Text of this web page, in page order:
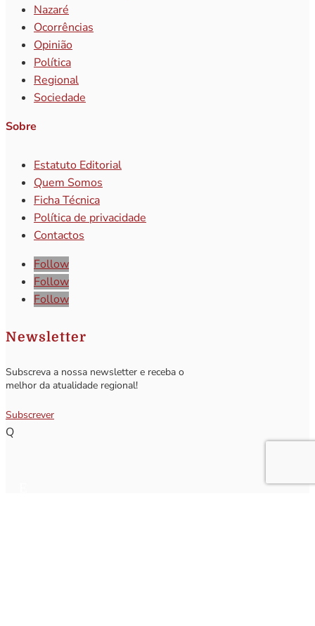
Nazaré
Ocorrências
Opinião
Política
Regional
Sociedade
Sobre
Estatuto Editorial
Quem Somos
Ficha Técnica
Política de privacidade
Contactos
Follow
Follow
Follow
Newsletter
Subscreva a nossa newsletter e receba o
melhor da atualidade regional!
Subscrever
Q